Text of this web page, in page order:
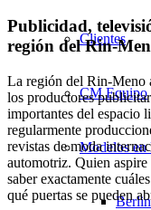
Clientes
CM Equipo
Modelos en
Berlin
Publicidad,
región del Rin-
La región del Rin-Meno
los productores
importantes del espacio
regularmente
revistas de moda
automotriz. Quien aspire
saber exactamente
qué puertas se pueden